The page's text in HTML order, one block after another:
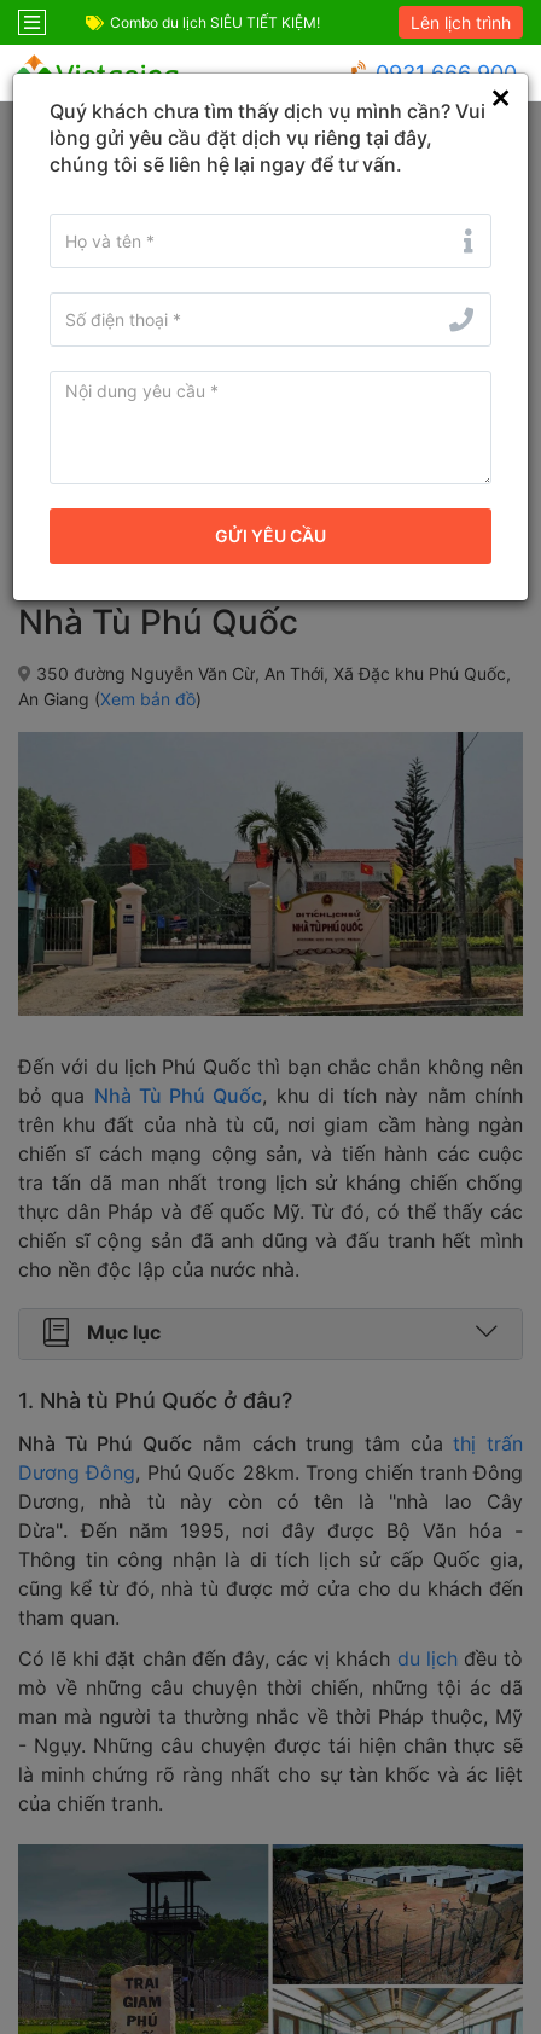
Combo Phú Quốc Giá Cực Sốc Combo du lịch
Lên lịch trình
0931 666 900
Trang chủ An Giang Phú Quốc
Tìm tên Khách sạn, Tỉnh/TP, Địa danh...
Tìm khách sạn ở gần đây
Từ ngày - Đến ngày
Nhà Tù Phú Quốc
350 đường Nguyễn Văn Cừ, An Thới, Xã Đặc khu Phú Quốc,
An Giang (Xem bản đồ)
Đến với du lịch Phú Quốc thì bạn chắc chắn không nên
bỏ qua Nhà Tù Phú Quốc, khu di tích này nằm chính
trên khu đất của nhà tù cũ, nơi giam cầm hàng ngàn
chiến sĩ cách mạng cộng sản, và tiến hành các cuộc
tra tấn dã man nhất trong lịch sử kháng chiến chống
thực dân Pháp và đế quốc Mỹ. Từ đó, có thể thấy các
chiến sĩ cộng sản đã anh dũng và đấu tranh hết mình
cho nền độc lập của nước nhà.
Mục lục
1. Nhà tù Phú Quốc ở đâu?
Nhà Tù Phú Quốc nằm cách trung tâm củathị trấn
Dương Đông, Phú Quốc 28km. Trong chiến tranh Đông
Dương, nhà tù này còn có tên là "nhà lao Cây
Dừa". Đến năm 1995, nơi đây được Bộ Văn hóa -
Thông tin công nhận là di tích lịch sử cấp Quốc gia,
cũng kể từ đó, nhà tù được mở cửa cho du khách đến
tham quan.
Có lẽ khi đặt chân đến đây, các vị khách du lịch đều tò
mò về những câu chuyện thời chiến, những tội ác dã
man mà người ta thường nhắc về thời Pháp thuộc, Mỹ
- Ngụy. Những câu chuyện được tái hiện chân thực sẽ
là minh chứng rõ ràng nhất cho sự tàn khốc và ác liệt
của chiến tranh.
Quý khách chưa tìm thấy dịch vụ mình cần? Vui
lòng gửi yêu cầu đặt dịch vụ riêng tại đây,
chúng tôi sẽ liên hệ lại ngay để tư vấn.